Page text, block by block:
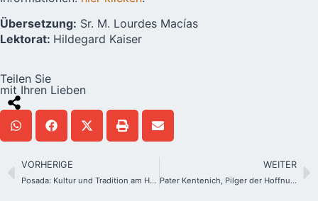
Übersetzung: Sr. M. Lourdes Macías
Lektorat: Hildegard Kaiser
Teilen Sie
mit Ihren Lieben
VORHERIGE
Posada: Kultur und Tradition am Heiligtum von San Antonio – USA
WEITER
Pater Kentenich, Pilger der Hoffnung